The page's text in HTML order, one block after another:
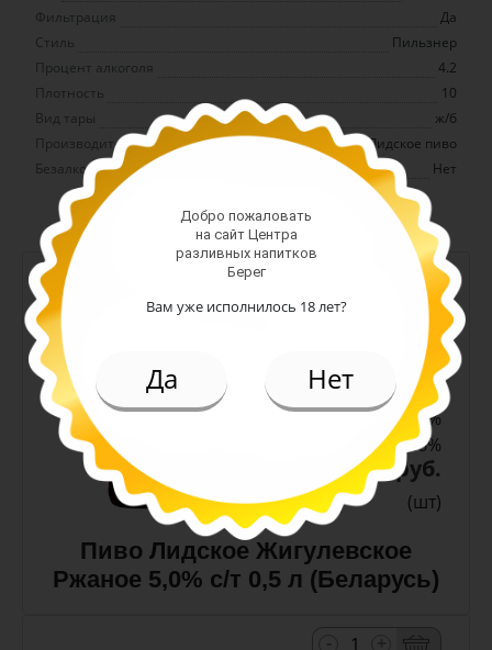
Фильтрация
Да
Стиль
Пильзнер
Процент алкоголя
4.2
Плотность
10
Вид тары
ж/б
Производитель
Лидское пиво
Безалкогольное
Нет
Арт. 10990
темное
Алк: 5%
Плотность: 11.6%
186.00 руб.
(шт)
Пиво Лидское Жигулевское
Ржаное 5,0% с/т 0,5 л (Беларусь)
Добро пожаловать
на сайт Центра
разливных напитков
Берег
Вам уже исполнилось 18 лет?
Да Нет